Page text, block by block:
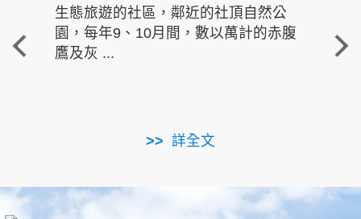
生態旅遊的社區，鄰近的社頂自然公
園，每年9、10月間，數以萬計的赤腹
鷹及灰 ...
詳全文
重
走進